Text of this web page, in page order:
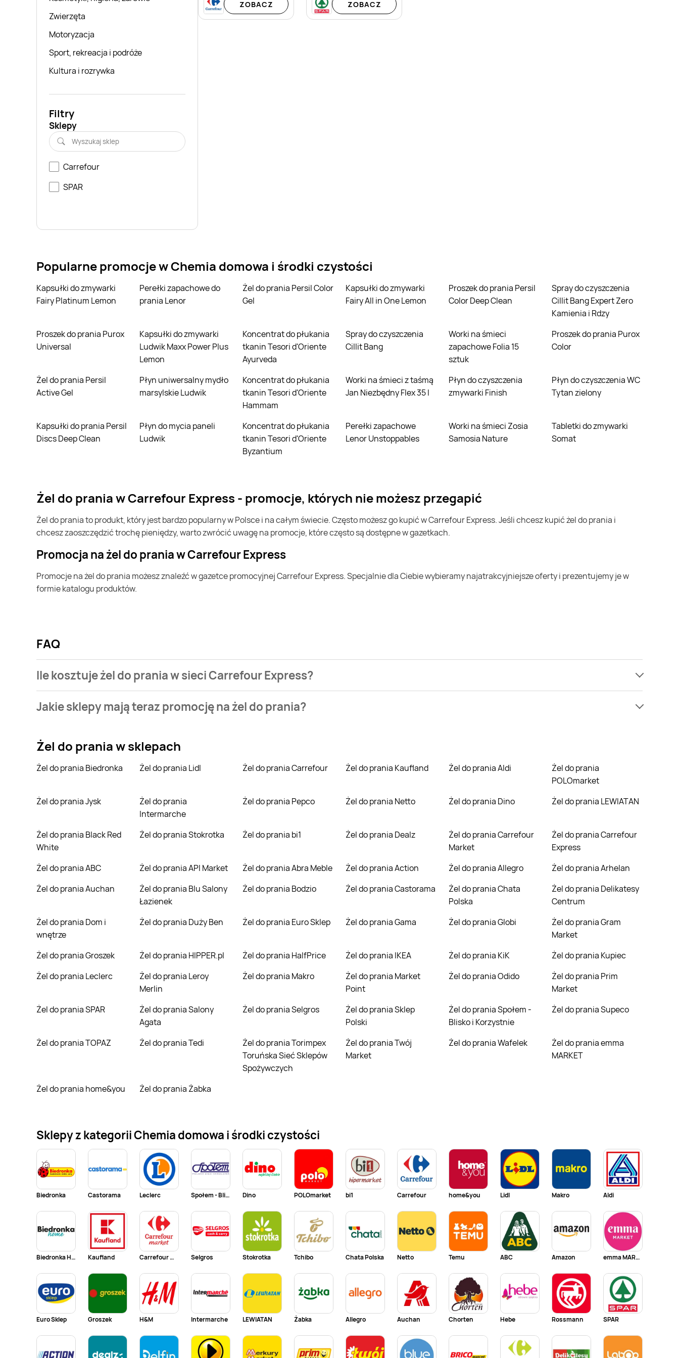
Zwierzęta
Motoryzacja
Sport, rekreacja i podróże
Kultura i rozrywka
Filtry
Sklepy
Carrefour
SPAR
ZOBACZ ZOBACZ
Popularne promocje w Chemia domowa i środki czystości
Kapsułki do zmywarki
Fairy Platinum Lemon
Perełki zapachowe do
prania Lenor
Żel do prania Persil Color
Gel
Kapsułki do zmywarki
Fairy All in One Lemon
Proszek do prania Persil
Color Deep Clean
Spray do czyszczenia
Cillit Bang Expert Zero
Kamienia i Rdzy
Proszek do prania Purox
Universal
Kapsułki do zmywarki
Ludwik Maxx Power Plus
Lemon
Koncentrat do płukania
tkanin Tesori d'Oriente
Ayurveda
Spray do czyszczenia
Cillit Bang
Worki na śmieci
zapachowe Folia 15
sztuk
Proszek do prania Purox
Color
Żel do prania Persil
Active Gel
Płyn uniwersalny mydło
marsylskie Ludwik
Koncentrat do płukania
tkanin Tesori d'Oriente
Hammam
Worki na śmieci z taśmą
Jan Niezbędny Flex 35 l
Płyn do czyszczenia
zmywarki Finish
Płyn do czyszczenia WC
Tytan zielony
Kapsułki do prania Persil
Discs Deep Clean
Płyn do mycia paneli
Ludwik
Koncentrat do płukania
tkanin Tesori d'Oriente
Byzantium
Perełki zapachowe
Lenor Unstoppables
Worki na śmieci Zosia
Samosia Nature
Tabletki do zmywarki
Somat
żel do prania w Carrefour Express - promocje, których nie możesz przegapić
żel do prania to produkt, który jest bardzo popularny w Polsce i na całym świecie. Często możesz go kupić w Carrefour Express. Jeśli chcesz kupić żel do prania i
chcesz zaoszczędzić trochę pieniędzy, warto zwrócić uwagę na promocje, które często są dostępne w gazetkach.
Promocja na żel do prania w Carrefour Express
Promocje na żel do prania możesz znaleźć w gazetce promocyjnej Carrefour Express. Specjalnie dla Ciebie wybieramy najatrakcyjniejsze oferty i prezentujemy je w
formie katalogu produktów.
FAQ
Ile kosztuje żel do prania w sieci Carrefour Express?
sieci Carrefour Express.
Jakie sklepy mają teraz promocję na żel do prania?
Żel do praniaw sklepach
Żel do prania Biedronka Żel do prania Lidl Żel do prania Carrefour Żel do prania Kaufland Żel do prania Aldi
Żel do prania
POLOmarket
Żel do prania Jysk
Żel do prania
Intermarche
Żel do prania Pepco Żel do prania Netto Żel do prania Dino Żel do prania LEWIATAN
Żel do prania Black Red
White
Żel do prania Stokrotka Żel do prania bi1 Żel do prania Dealz
Żel do prania Carrefour
Market
Żel do prania Carrefour
Express
Żel do prania ABC
Żel do prania API Market Żel do prania Abra Meble Żel do prania Action Żel do prania Allegro
Żel do prania Arhelan
Żel do prania Auchan
Żel do prania Blu Salony
Łazienek
Żel do prania Bodzio Żel do prania Castorama
Żel do prania Chata
Polska
Żel do prania Delikatesy
Centrum
Żel do prania Dom i
wnętrze
Żel do prania Duży Ben Żel do prania Euro Sklep Żel do prania Gama Żel do prania Globi
Żel do prania Gram
Market
Żel do prania Groszek
Żel do prania HIPPER.pl Żel do prania HalfPrice Żel do prania IKEA Żel do prania KiK
Żel do prania Kupiec
Żel do prania Leclerc
Żel do prania Leroy
Merlin
Żel do prania Makro
Żel do prania Market
Point
Żel do prania Odido
Żel do prania Prim
Market
Żel do prania SPAR
Żel do prania Salony
Agata
Żel do prania Selgros
Żel do prania Sklep
Polski
Żel do prania Społem -
Blisko i Korzystnie
Żel do prania Supeco
Żel do prania TOPAZ Żel do prania Tedi
Żel do prania Torimpex
Toruńska Sieć Sklepów
Spożywczych
Żel do prania Twój
Market
Żel do prania Wafelek
Żel do prania emma
MARKET
Żel do prania home&you Żel do prania Żabka
Sklepy z kategorii Chemia domowa i środki czystości
Biedronka Castorama Leclerc Społem - Blisko i Korzystnie Dino POLOmarket bi1 Carrefour home&you Lidl Makro Aldi
Biedronka Home Kaufland Carrefour Market Selgros Stokrotka Tchibo Chata Polska Netto Temu ABC Amazon emma MARKET
Euro Sklep Groszek H&M Intermarche LEWIATAN Żabka Allegro Auchan Chorten Hebe Rossmann SPAR